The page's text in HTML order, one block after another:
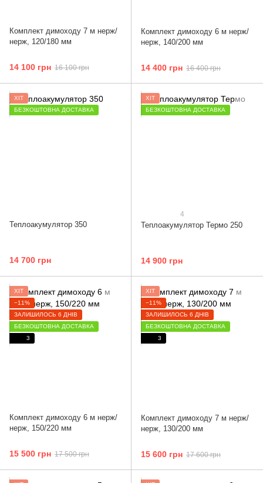
Комплект димоходу 7 м нерж/
нерж, 120/180 мм
14 100 грн 16 100 грн
Комплект димоходу 6 м нерж/
нерж, 140/200 мм
14 400 грн 16 400 грн
ХІТ
БЕЗКОШТОВНА ДОСТАВКА
Теплоакумулятор 350
14 700 грн
ХІТ
БЕЗКОШТОВНА ДОСТАВКА
4
Теплоакумулятор Термо 250
14 900 грн
ХІТ
−11%
ЗАЛИШИЛОСЬ 6 ДНІВ
БЕЗКОШТОВНА ДОСТАВКА
3
Комплект димоходу 6 м нерж/
нерж, 150/220 мм
15 500 грн 17 500 грн
ХІТ
−11%
ЗАЛИШИЛОСЬ 6 ДНІВ
БЕЗКОШТОВНА ДОСТАВКА
3
Комплект димоходу 7 м нерж/
нерж, 130/200 мм
15 600 грн 17 600 грн